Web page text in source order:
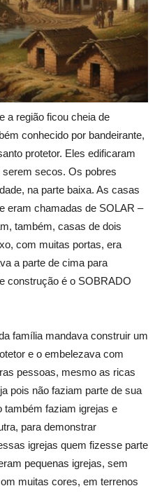
a região ficou cheia de
conhecido por bandeirante,
protetor. Eles edificaram
secos. Os pobres
na parte baixa. As casas
eram chamadas de SOLAR –
também, casas de dois
com muitas portas, era
a parte de cima para
construção é o SOBRADO
família mandava construir um
e o embelezava com
pessoas, mesmo as ricas
pois não faziam parte de sua
também faziam igrejas e
para demonstrar
igrejas quem fizesse parte
pequenas igrejas, sem
muitas cores, em terrenos